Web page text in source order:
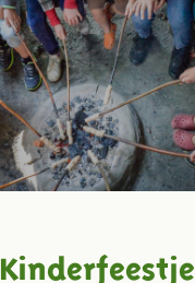
Kinderfeestje